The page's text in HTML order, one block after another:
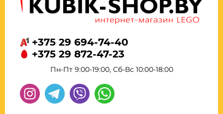
+375 29 694-74-40
+375 29 872-47-23
Пн-Пт 9:00-19:00, Сб-Вс 10:00-18:00